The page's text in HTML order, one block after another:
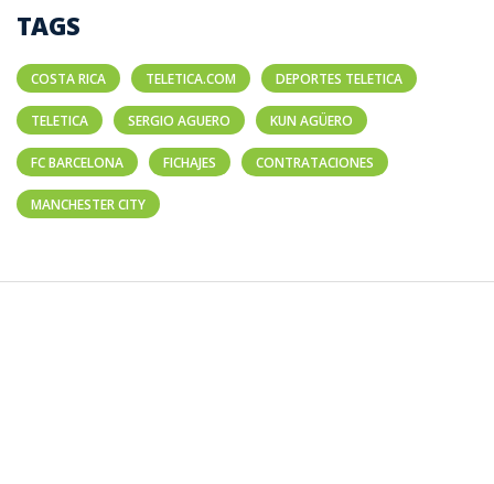
TAGS
COSTA RICA TELETICA.COM DEPORTES TELETICA
TELETICA SERGIO AGUERO KUN AGÜERO
FC BARCELONA FICHAJES CONTRATACIONES
MANCHESTER CITY